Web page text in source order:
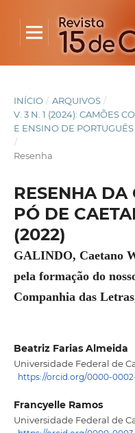
INÍCIO / ARQUIVOS /
V. 3 N. 1 (2024): CAMÕES
E ENSINO DE
/
Resenha
RESENHA DA
PÓ DE
(2022)
GALINDO, Caetano
pela formação do
Companhia das
Beatriz Farias Almeida
Universidade Federal de
https://orcid.org/0000-
Francyelle Ramos
Universidade Federal de